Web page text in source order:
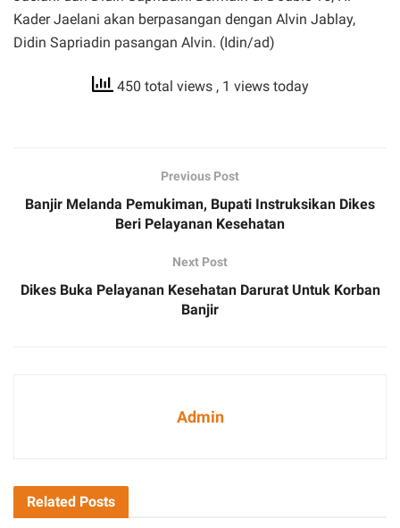
Kader Jaelani akan berpasangan dengan Alvin Jablay,
Didin Sapriadin pasangan Alvin. (Idin/ad)
450 total views , 1 views today
Previous Post
Banjir Melanda Pemukiman, Bupati Instruksikan Dikes
Beri Pelayanan Kesehatan
Next Post
Dikes Buka Pelayanan Kesehatan Darurat Untuk Korban
Banjir
Admin
Related Posts